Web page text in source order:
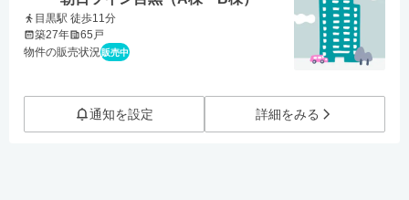
目黒駅 徒歩11分
築27年
65戸
物件の販売状況販売中
通知を設定 詳細をみる